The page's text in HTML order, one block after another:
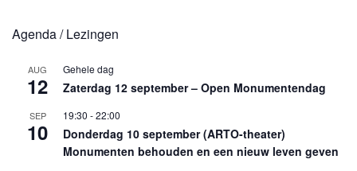
Agenda / Lezingen
AUG
12
Gehele dag
Zaterdag 12 september – Open Monumentendag
SEP
10
19:30 -22:00
Donderdag 10 september (ARTO-theater)
Monumenten behouden en een nieuw leven geven